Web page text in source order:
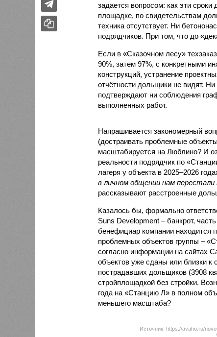
задается вопросом: как эти
площадке, по свидетельствам
техника отсутствует. Ни
подрядчиков. При том, что до
Если в «Сказочном лесу»
90%, затем 97%, с конкретными
конструкций, устранение
отчётности дольщики не видят.
подтверждают ни соблюдения
выполненных работ.
Напрашивается закономерный
(достраивать проблемные
масштабируется на Люблино? И
реальности подрядчик по
лагеря у объекта в 2025–2026
в личном общении нам
рассказывают расстроенные
Казалось бы, формально
Suns Development – банкрот,
бенефициар компании находится
проблемных объектов группы –
согласно информации на сайтах
объектов уже сданы или близки к
пострадавших дольщиков (3908
стройплощадкой без стройки.
года на «Станцию Л» в полном
меньшего масштаба?
Источник: https://avaho.ru/